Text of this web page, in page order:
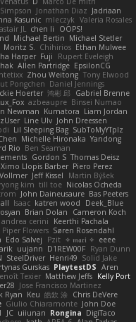
Jonathan Diaz Jadriaan
Kasunic mleczyk Valeria Rosales
JL chen li
OOPS!
Michael Bertin Michael Stetler
Moritz S. Chihirios Ethan Mulwee
Harper Fuji
Rupert Eveleigh
Allen Partridge EpsilonCG
Zhou Weitong Tony Elwood
Pongchen Daniel Jennings
Hoerter 鸿彬 邱 Gabriel Brenne
azbeaupre Binsei Numao
Newman Kumatora Liam Jordan
Line Ulv John Dreessen
Lil Sleeping Bag SubToMyYTplz
Michelle Hironaka Yandong
Rio Ben Seaman
Gordon S Thomas Deisz
Ximo Llopis Barber Piero Perez
Jeff Kissel
Martin Býšek
kim till toe Nicolas Ocheda
John Daineusaure Bas Peeters
Isaac katren wood
Deek_Blue
Brian Dolan
Cameron Koch
andrea cerini
Keerthi Pachala
Piper Flowers Søren Rosendahl
Edo Salvej Pzit ✧ 𝔪𝔞𝔯𝔦 ✧ eeee
uujann D1REW00F Ryan Dunn
SteelDriver Henri49 Solid Jake
Gurskas PlaytestDS Aren
Texier Matthew Jeffs Kelly Port
Jose Francisco Martinez
Ryan Keu 皓欽 涂 Chris DeVere
Giulio Chiaramonte John Doe
JC uiiunan Rongina DigiTaco